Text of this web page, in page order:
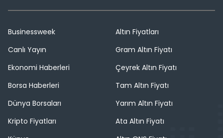
Businessweek
Canlı Yayın
Ekonomi Haberleri
Borsa Haberleri
Dünya Borsaları
Kripto Fiyatları
Altın Fiyatları
Gram Altın Fiyatı
Çeyrek Altın Fiyatı
Tam Altın Fiyatı
Yarım Altın Fiyatı
Ata Altın Fiyatı